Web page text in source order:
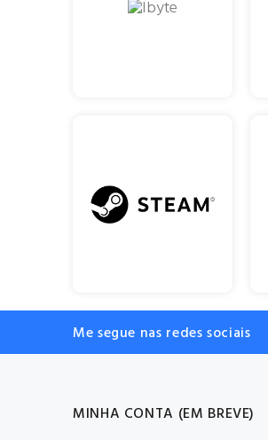
Me segue nas redes sociais
MINHA CONTA (EM BREVE)